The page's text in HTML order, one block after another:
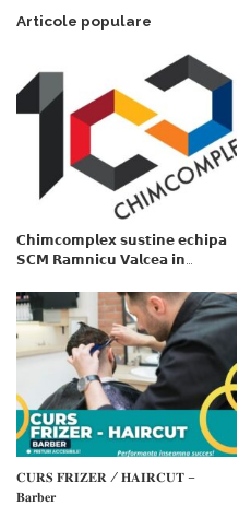
Articole populare
𝗖𝗵𝗶𝗺𝗰𝗼𝗺𝗽𝗹𝗲𝘅 𝘀𝘂𝘀𝘁𝗶𝗻𝗲 𝗲𝗰𝗵𝗶𝗽𝗮
𝗦𝗖𝗠 𝗥𝗮𝗺𝗻𝗶𝗰𝘂 𝗩𝗮𝗹𝗰𝗲𝗮 𝗶𝗻
𝗳𝗶𝗻𝗮𝗻𝘁𝗮𝘁𝗼𝗿
𝐂𝐔𝐑𝐒 𝐅𝐑𝐈𝐙𝐄𝐑 / 𝐇𝐀𝐈𝐑𝐂𝐔𝐓 –
𝐁𝐚𝐫𝐛𝐞𝐫